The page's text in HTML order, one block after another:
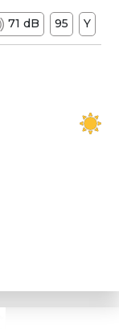
71 dB 95 Y